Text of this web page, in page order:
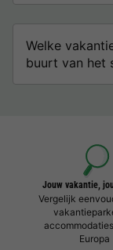
Welke
buurt van het
Jouw vakantie,
Vergelijk
Europa